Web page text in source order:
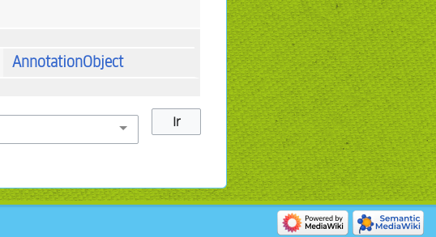
AnnotationObject